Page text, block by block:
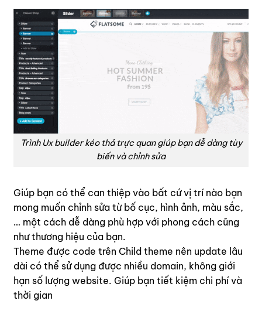
Trình Ux builder kéo thả trực quan giúp bạn dễ dàng tùy
biến và chỉnh sửa
Giúp bạn có thể can thiệp vào bất cứ vị trí nào bạn
mong muốn chỉnh sửa từ bố cục, hình ảnh, màu sắc,
… một cách dễ dàng phù hợp với phong cách cũng
như thương hiệu của bạn.
Theme được code trên Child theme nên update lâu
dài có thể sử dụng được nhiều domain, không giới
hạn số lượng website. Giúp bạn tiết kiệm chi phí và
thời gian